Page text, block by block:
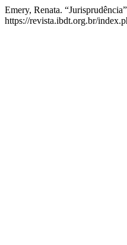
Emery, Renata.
https://revista.ibdt.org.br/